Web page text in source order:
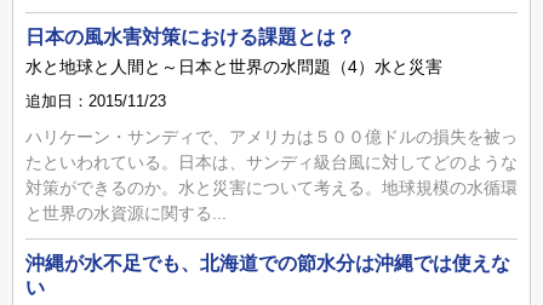
日本の風水害対策における課題とは？
水と地球と人間と～日本と世界の水問題（4）水と災害
追加日：2015/11/23
ハリケーン・サンディで、アメリカは５００億ドルの損失を被っ
たといわれている。日本は、サンディ級台風に対してどのような
対策ができるのか。水と災害について考える。地球規模の水循環
と世界の水資源に関する...
沖縄が水不足でも、北海道での節水分は沖縄では使えな
い